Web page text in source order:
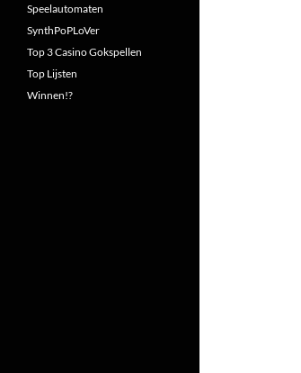
Speelautomaten
SynthPoPLoVer
Top 3 Casino Gokspellen
Top Lijsten
Winnen!?